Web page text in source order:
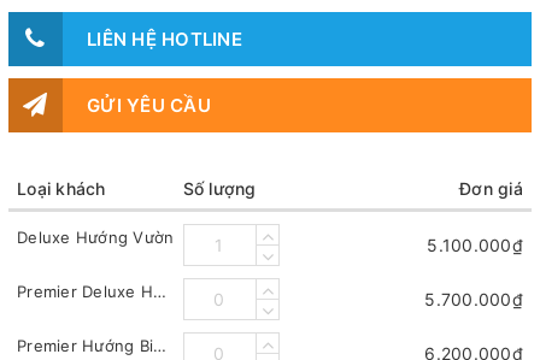
LIÊN HỆ HOTLINE
GỬI YÊU CẦU
Loại khách Số lượng Đơn giá
Deluxe Hướng Vườn 5.100.000₫
Premier Deluxe Hướng Biển 5.700.000₫
Premier Hướng Biển (Premier Ocean) - khu Premier 6.200.000₫